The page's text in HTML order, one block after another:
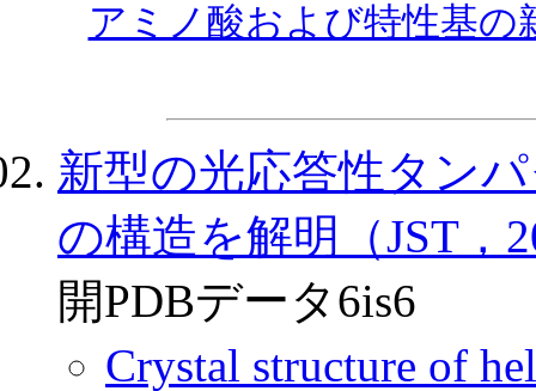
アミノ酸および特性基の
新型の光応答性タン
の構造を解明（JST，
開PDBデータ6is6
Crystal structure of